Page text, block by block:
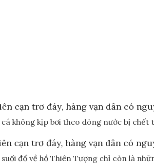
cá không kịp bơi theo dòng nước bị chết
đổ về hồ Thiên Tượng chỉ còn là